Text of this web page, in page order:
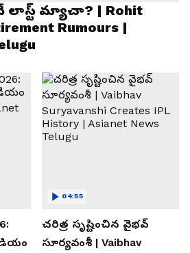
లాస్ట్ మ్యాచా? | Rohit
Rumours |
చరిత్ర సృష్టించిన వైభవ్
సూర్యవంశీ | Vaibhav
04:55